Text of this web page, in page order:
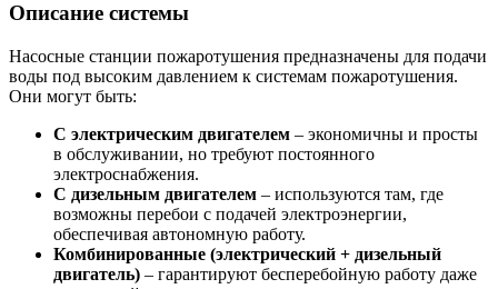
Описание системы
Насосные станции пожаротушения предназначены для подачи
воды под высоким давлением к системам пожаротушения.
Они могут быть:
С электрическим двигателем – экономичны и просты
в обслуживании, но требуют постоянного
электроснабжения.
С дизельным двигателем – используются там, где
возможны перебои с подачей электроэнергии,
обеспечивая автономную работу.
Комбинированные (электрический + дизельный
двигатель) – гарантируют бесперебойную работу даже